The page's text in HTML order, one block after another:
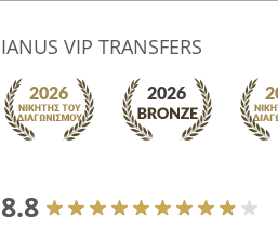
IANUS VIP TRANSFERS
8.8